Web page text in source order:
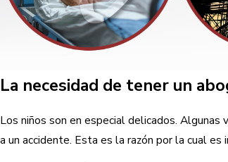
La necesidad de tener un
Los niños son en especial delicados.
a un accidente. Esta es la razón por la cual